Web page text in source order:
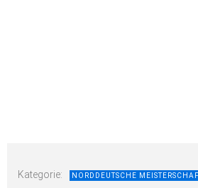
Kategorie: NORDDEUTSCHE